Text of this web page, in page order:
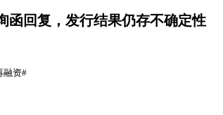
函回复，发行结果仍存不确定性
融资#